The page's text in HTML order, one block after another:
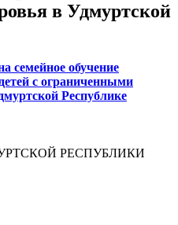
в Удмуртской
семейное обучение
с ограниченными
Республике
РЕСПУБЛИКИ